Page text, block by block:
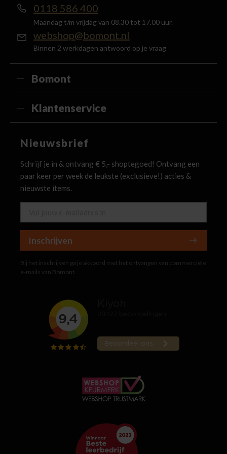
0118 586 400
Maandag t/m vrijdag van 08.30 tot 17.00 uur.
webshop@bomont.nl
Binnen 2 werkdagen antwoord op je vraag
Bomont
Klantenservice
Nieuwsbrief
Schrijf je in & ontvang € 5,- shoptegoed! Ontvang een
paar keer per week de leukste (exclusieve!) acties &
nieuwste items.
Inschrijven
Bij het inschrijven ga je akkoord met het ontvangen van commerciële
e-mails van Bomont.